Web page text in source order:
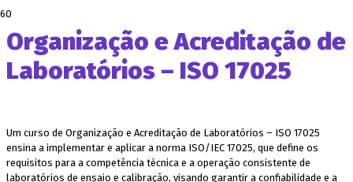
Organização e Acreditação de
Laboratórios – ISO 17025
Um curso de Organização e Acreditação de Laboratórios – ISO 17025
ensina a implementar e aplicar a norma ISO/IEC 17025, que define os
requisitos para a competência técnica e a operação consistente de
laboratórios de ensaio e calibração, visando garantir a confiabilidade e a